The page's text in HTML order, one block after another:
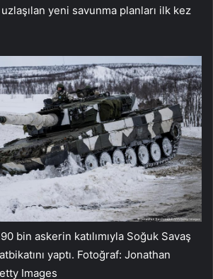
yeni savunma planları ilk kez
bin askerin katılımıyla Soğuk Savaş
yaptı. Fotoğraf: Jonathan
Images